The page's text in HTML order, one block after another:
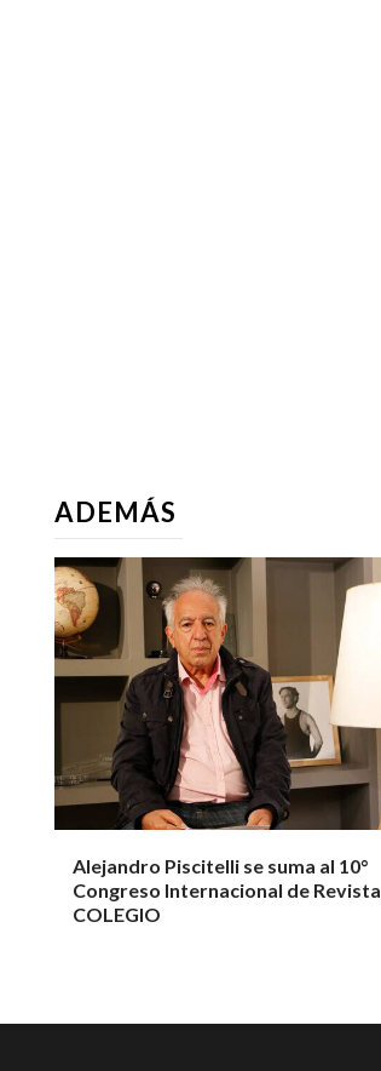
ADEMÁS
Alejandro Piscitelli se suma al 10°
Congreso Internacional de Revista
COLEGIO